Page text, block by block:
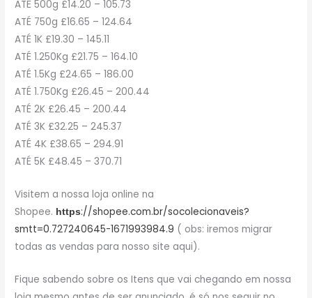
ATÉ 500g £14.20 – 105.73
ATÉ 750g £16.65 – 124.64
ATÉ 1K £19.30 – 145.11
ATÉ 1.250Kg £21.75 – 164.10
ATÉ 1.5Kg £24.65 – 186.00
ATÉ 1.750Kg £26.45 – 200.44
ATÉ 2K £26.45 – 200.44
ATÉ 3K £32.25 – 245.37
ATÉ 4K £38.65 – 294.91
ATÉ 5K £48.45 – 370.71
Visitem a nossa loja online na
Shopee. https://shopee.com.br/socolecionaveis?
smtt=0.727240645-1671993984.9 ( obs: iremos migrar
todas as vendas para nosso site aqui).
Fique sabendo sobre os Itens que vai chegando em nossa